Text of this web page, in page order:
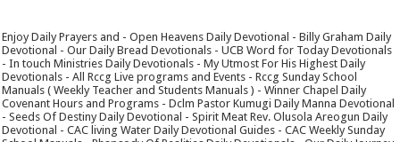
Enjoy Daily Prayers and - Open Heavens Daily Devotional - Billy Graham Daily
Devotional - Our Daily Bread Devotionals - UCB Word for Today Devotionals
- In touch Ministries Daily Devotionals - My Utmost For His Highest Daily
Devotionals - All Rccg Live programs and Events - Rccg Sunday School
Manuals ( Weekly Teacher and Students Manuals ) - Winner Chapel Daily
Covenant Hours and Programs - Dclm Pastor Kumugi Daily Manna Devotional
- Seeds Of Destiny Daily Devotional - Spirit Meat Rev. Olusola Areogun Daily
Devotional - CAC living Water Daily Devotional Guides - CAC Weekly Sunday